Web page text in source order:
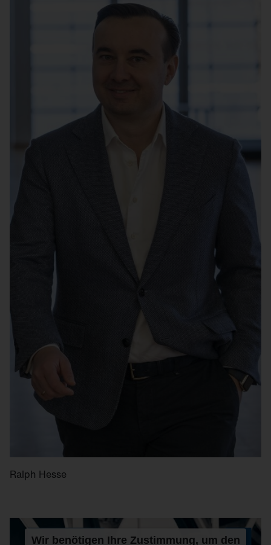
Ralph Hesse
Wir benötigen Ihre Zustimmung, um den